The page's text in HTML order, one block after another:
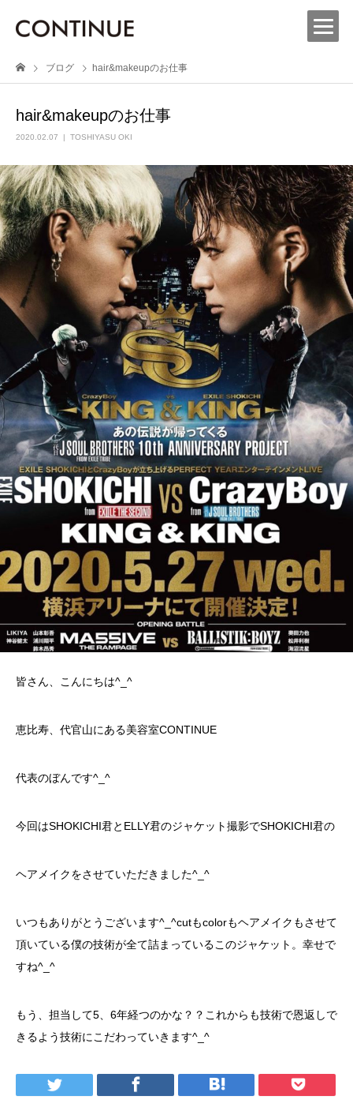
ブログ hair&makeupのお仕事
hair&makeupのお仕事
2020.02.07 TOSHIYASU OKI
皆さん、こんにちは^_^
恵比寿、代官山にある美容室CONTINUE
代表のぼんです^_^
今回はSHOKICHI君とELLY君のジャケット撮影でSHOKICHI君の
ヘアメイクをさせていただきました^_^
いつもありがとうございます^_^cutもcolorもヘアメイクもさせて
頂いている僕の技術が全て詰まっているこのジャケット。幸せで
すね^_^
もう、担当して5、6年経つのかな？？これからも技術で恩返しで
きるよう技術にこだわっていきます^_^